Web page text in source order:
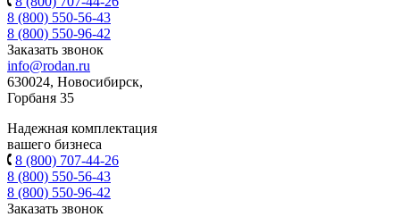
8 (800) 550-56-43
8 (800) 550-96-42
Заказать звонок
info@rodan.ru
630024, Новосибирск,
Горбаня 35
Надежная комплектация
вашего бизнеса
8 (800) 707-44-26
8 (800) 550-56-43
8 (800) 550-96-42
Заказать звонок